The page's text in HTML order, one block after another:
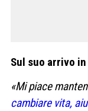
Sul suo arrivo
«Mi piace
cambiare vita,